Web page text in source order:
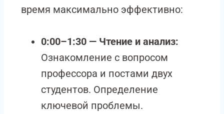
время максимально эффективно:
0:00–1:30 — Чтение и анализ:
Ознакомление с вопросом
профессора и постами двух
студентов. Определение
ключевой проблемы.